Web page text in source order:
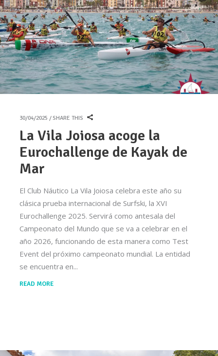
30/04/2025 SHARE THIS
La Vila Joiosa acoge la
Eurochallenge de Kayak de
Mar
El Club Náutico La Vila Joiosa celebra este año su
clásica prueba internacional de Surfski, la XVI
Eurochallenge 2025. Servirá como antesala del
Campeonato del Mundo que se va a celebrar en el
año 2026, funcionando de esta manera como Test
Event del próximo campeonato mundial. La entidad
se encuentra en
READ MORE